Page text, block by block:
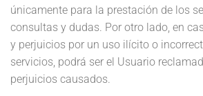
únicamente para la prestación de los
consultas y dudas. Por otro lado, en
y perjuicios por un uso ilícito o
servicios, podrá ser el Usuario
perjuicios causados.